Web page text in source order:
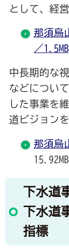
として、経
那須烏
／1.5MB]
中長期的な
などについ
した事業を
道ビジョン
那須烏
15.92MB]
下水
下水道
指標